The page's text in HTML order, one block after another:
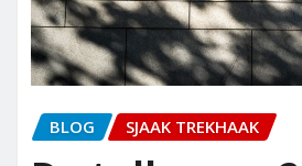
BLOG SJAAK TREKHAAK